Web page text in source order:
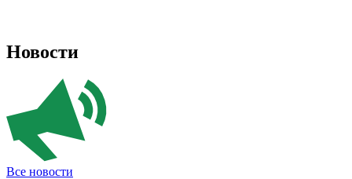
Новости
Все новости